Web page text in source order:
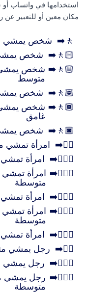
استخدامها في واتساب
مكان معين أو للتعبير
🚶‍➡️ شخص يمشي
🚶🏻‍➡️ شخص يمشي
🚶🏼‍➡️ شخص يمشي
متوسط
🚶🏽‍➡️ شخص يمشي
🚶🏾‍➡️ شخص يمشي
غامق
🚶🏿‍➡️ شخص يمشي
🚶‍♀️‍➡️ امرأة تمشي
🚶🏻‍♀️‍➡️ امرأة تمشي
🚶🏼‍♀️‍➡️ امرأة تمشي
متوسطة
🚶🏽‍♀️‍➡️ امرأة
🚶🏾‍♀️‍➡️ امرأة تمشي
متوسطة
🚶🏿‍♀️‍➡️ امرأة تمشي
🚶‍♂️‍➡️ رجل يمشي
🚶🏻‍♂️‍➡️ رجل يمشي
🚶🏼‍♂️‍➡️ رجل يمشي
متوسطة